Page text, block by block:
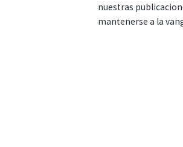
nuestras
mantenerse a la